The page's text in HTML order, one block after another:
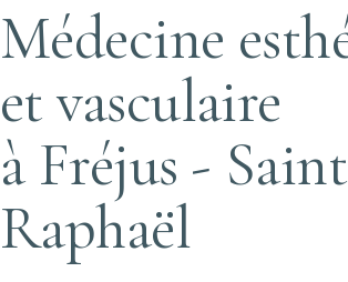
Médecine
et vasculaire
à Fréjus - Saint
Raphaël